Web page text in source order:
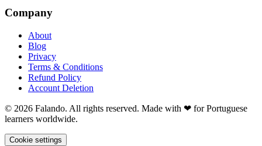
Company
About
Blog
Privacy
Terms & Conditions
Refund Policy
Account Deletion
© 2026 Falando. All rights reserved. Made with ❤ for Portuguese
learners worldwide.
Cookie settings